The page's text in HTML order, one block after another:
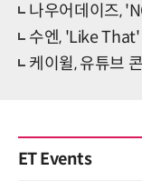
나우어데이즈,
수엔, 'Like
케이윌, 유튜브
ET Events